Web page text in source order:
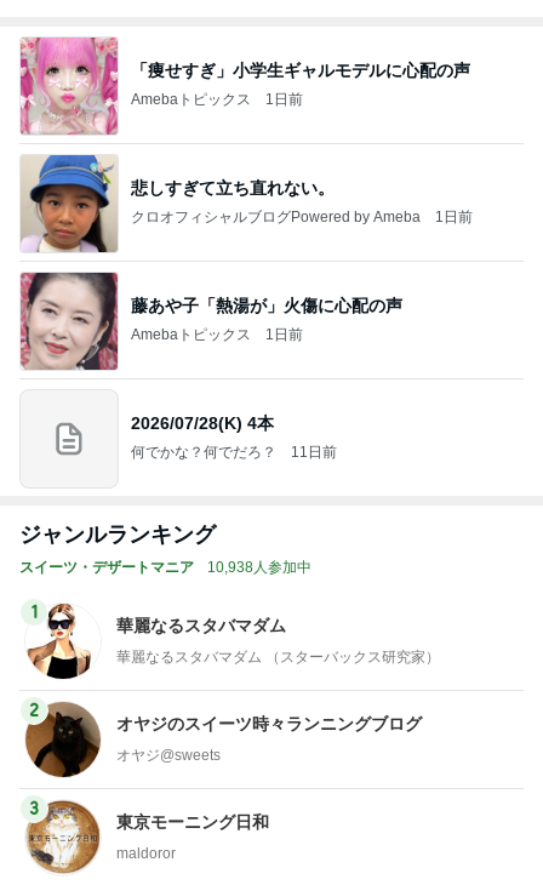
「痩せすぎ」小学生ギャルモデルに心配の声
Amebaトピックス 1日前
悲しすぎて立ち直れない。
クロオフィシャルブログPowered by Ameba 1日前
藤あや子「熱湯が」火傷に心配の声
Amebaトピックス 1日前
2026/07/28(K) 4本
何でかな？何でだろ？ 11日前
ジャンルランキング
スイーツ・デザートマニア 10,938人参加中
1
華麗なるスタバマダム
華麗なるスタバマダム （スターバックス研究家）
2
オヤジのスイーツ時々ランニングブログ
オヤジ@sweets
3
東京モーニング日和
maldoror